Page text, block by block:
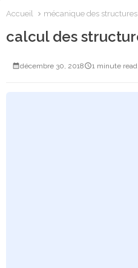
Accueil mécanique des structures
calcul des
décembre 30, 2018 1 minute read